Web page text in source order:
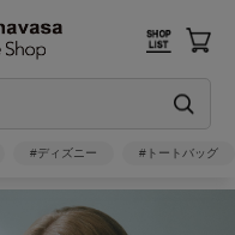
#ディズニー #トートバッグ